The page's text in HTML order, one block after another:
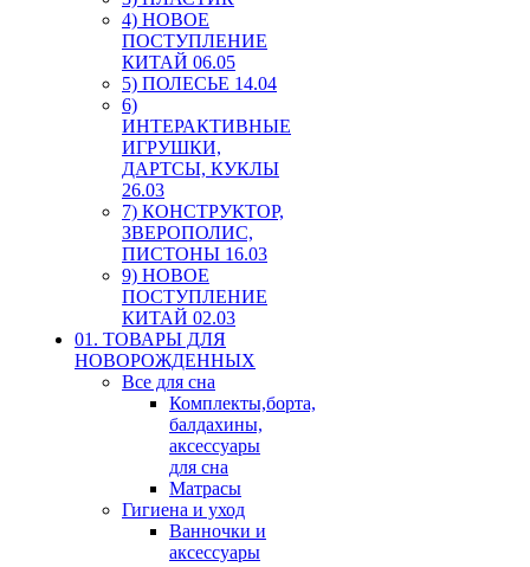
4) НОВОЕ
ПОСТУПЛЕНИЕ
КИТАЙ 06.05
5) ПОЛЕСЬЕ 14.04
6)
ИНТЕРАКТИВНЫЕ
ИГРУШКИ,
ДАРТСЫ, КУКЛЫ
26.03
7) КОНСТРУКТОР,
ЗВЕРОПОЛИС,
ПИСТОНЫ 16.03
9) НОВОЕ
ПОСТУПЛЕНИЕ
КИТАЙ 02.03
01. ТОВАРЫ ДЛЯ
НОВОРОЖДЕННЫХ
Все для сна
Комплекты,борта,
балдахины,
аксессуары
для сна
Матрасы
Гигиена и уход
Ванночки и
аксессуары